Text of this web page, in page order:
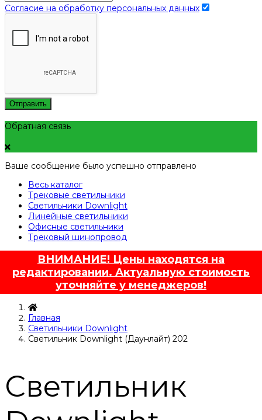
Согласие на обработку персональных данных
Отправить
Обратная связь
Ваше сообщение было успешно отправлено
Весь каталог
Трековые светильники
Светильники Downlight
Линейные светильники
Офисные светильники
Трековый шинопровод
ВНИМАНИЕ! Цены находятся на
редактировании. Актуальную стоимость
уточняйте у менеджеров!
Главная
Светильники Downlight
Светильник Downlight (Даунлайт) 202
Светильник